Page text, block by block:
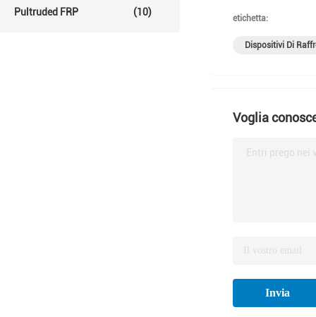
Pultruded FRP (10)
etichetta:
Dispositivi Di
Voglia
Entri prego
Invia